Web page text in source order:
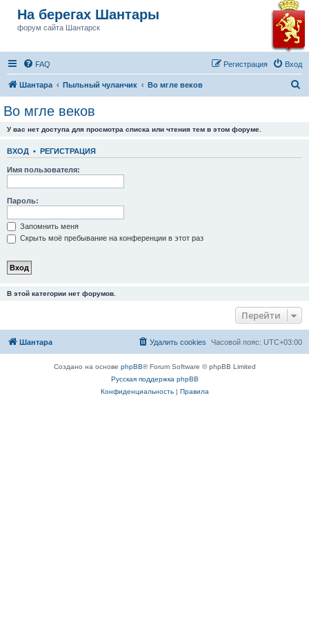
На берегах Шантары
форум сайта Шантарск
FAQ Вход
Регистрация
Шантара Пыльный чуланчик Во мгле веков
Во мгле веков
У вас нет доступа для просмотра списка или чтения тем в этом форуме.
ВХОД • РЕГИСТРАЦИЯ
Имя пользователя:
Пароль:
Запомнить меня
Скрыть моё пребывание на конференции в этот раз
В этой категории нет форумов.
Перейти
Шантара Часовой пояс: UTC+03:00
Удалить cookies
Создано на основе phpBB® Forum Software © phpBB Limited
Русская поддержка phpBB
Конфиденциальность| Правила